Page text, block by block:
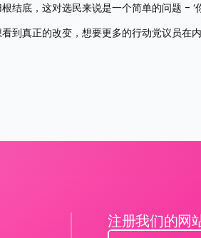
结底，这对选民来说是一个简单的问题 - ‘
到真正的改变，想要更多的行动党议员在
注册我们的网